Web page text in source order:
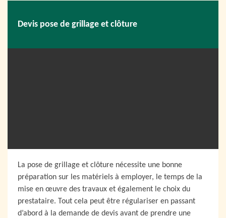
Devis pose de grillage et clôture
La pose de grillage et clôture nécessite une bonne
préparation sur les matériels à employer, le temps de la
mise en œuvre des travaux et également le choix du
prestataire. Tout cela peut être régulariser en passant
d’abord à la demande de devis avant de prendre une